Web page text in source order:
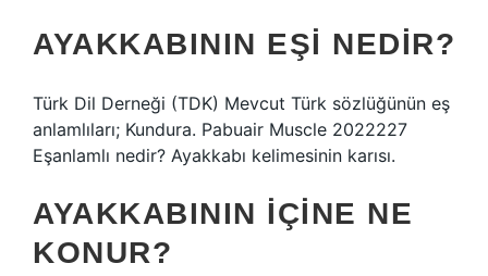
AYAKKABININ EŞI NEDIR?
Türk Dil Derneği (TDK) Mevcut Türk sözlüğünün eş
anlamlıları; Kundura. Pabuair Muscle 2022227
Eşanlamlı nedir? Ayakkabı kelimesinin karısı.
AYAKKABININ IÇINE NE
KONUR?